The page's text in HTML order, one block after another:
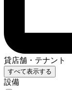
貸店舗・テナント
すべて表示する
設備